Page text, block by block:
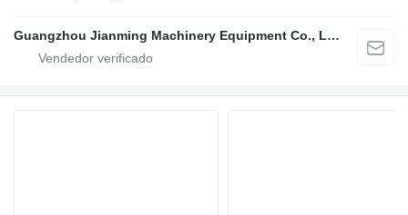
Guangzhou Jianming Machinery Equipment Co., Ltd.